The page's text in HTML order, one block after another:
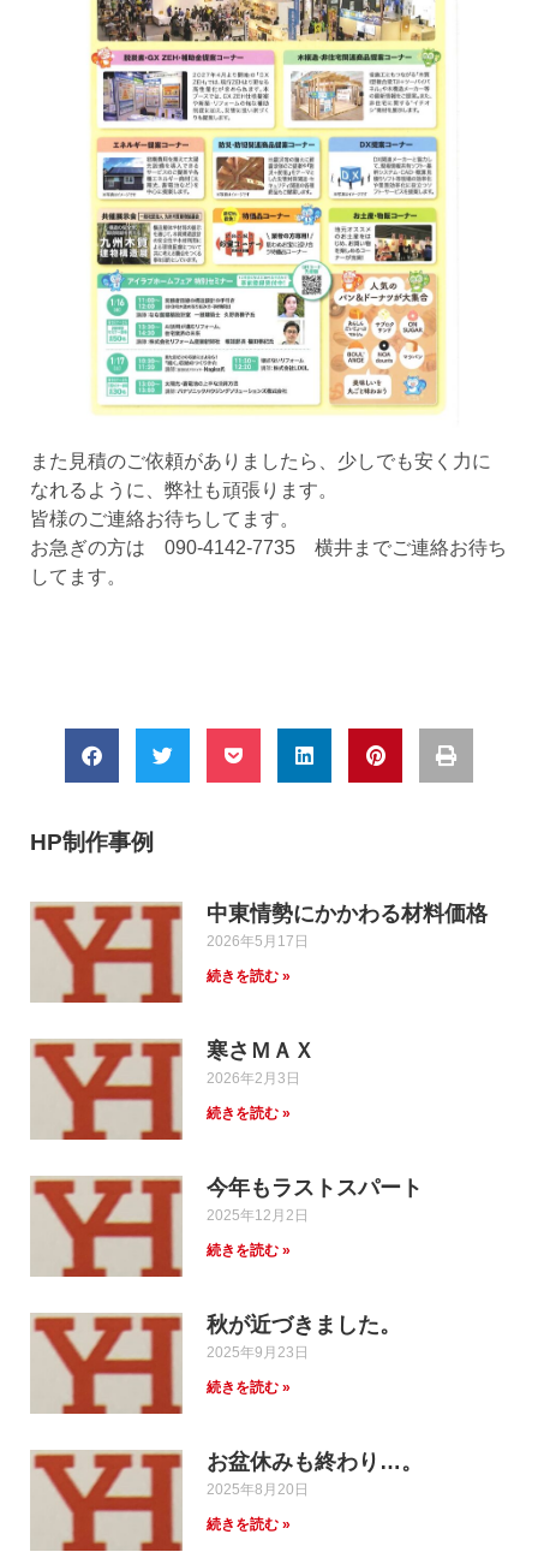
また見積のご依頼がありましたら、少しでも安く力に
なれるように、弊社も頑張ります。
皆様のご連絡お待ちしてます。
お急ぎの方は 090-4142-7735 横井までご連絡お待ち
してます。
HP制作事例
中東情勢にかかわる材料価格
2026年5月17日
続きを読む »
寒さＭＡＸ
2026年2月3日
続きを読む »
今年もラストスパート
2025年12月2日
続きを読む »
秋が近づきました。
2025年9月23日
続きを読む »
お盆休みも終わり…。
2025年8月20日
続きを読む »